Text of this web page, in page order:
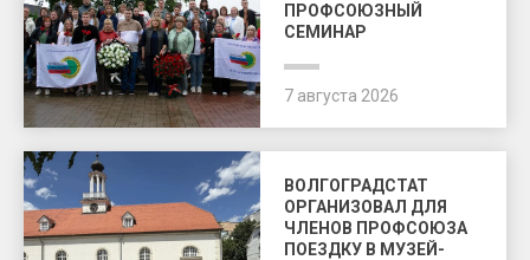
ПРОФСОЮЗНЫЙ
СЕМИНАР
7 августа 2026
ВОЛГОГРАДСТАТ
ОРГАНИЗОВАЛ ДЛЯ
ЧЛЕНОВ ПРОФСОЮЗА
ПОЕЗДКУ В МУЗЕЙ-